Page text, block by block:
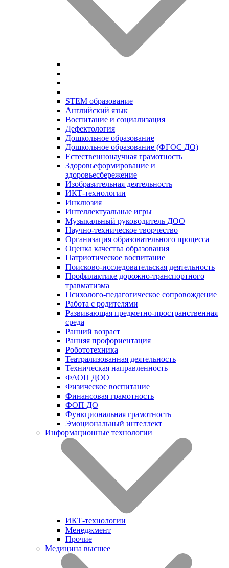
STEM образование
Английский язык
Воспитание и социализация
Дефектология
Дошкольное образование
Дошкольное образование (ФГОС ДО)
Естественнонаучная грамотность
Здоровьеформирование и
здоровьесбережение
Изобразительная деятельность
ИКТ-технологии
Инклюзия
Интеллектуальные игры
Музыкальный руководитель ДОО
Научно-техническое творчество
Организация образовательного процесса
Оценка качества образования
Патриотическое воспитание
Поисково-исследовательская деятельность
Профилактике дорожно-транспортного
травматизма
Психолого-педагогическое сопровождение
Работа с родителями
Развивающая предметно-пространственная
среда
Ранний возраст
Ранняя профориентация
Робототехника
Театрализованная деятельность
Техническая направленность
ФАОП ДОО
Физическое воспитание
Финансовая грамотность
ФОП ДО
Функциональная грамотность
Эмоциональный интеллект
Информационные технологии
ИКТ-технологии
Менеджмент
Прочие
Медицина высшее